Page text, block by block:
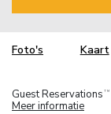
Foto's Kaart
Guest Reservations TM
Meer informatie